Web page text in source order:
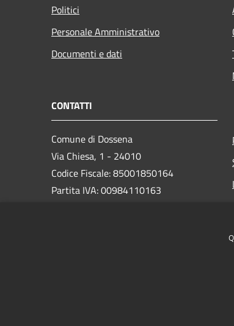
Politici
Personale Amministrativo
Documenti e dati
CONTATTI
Comune di Dossena
Via Chiesa, 1 - 24010
Codice Fiscale: 85001850164
Partita IVA: 00984110163